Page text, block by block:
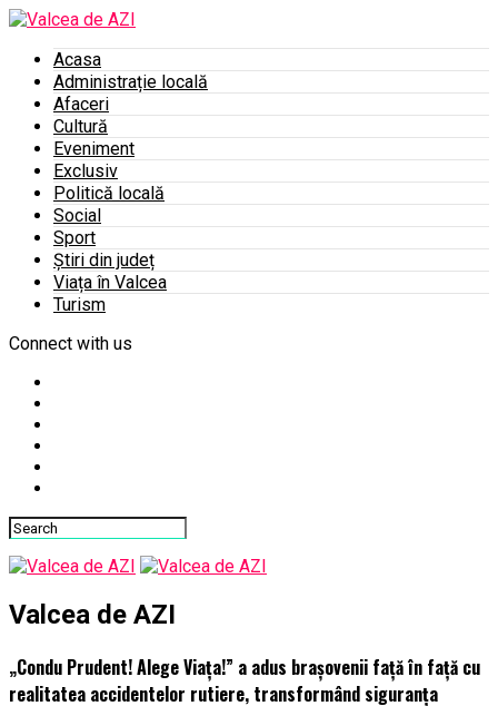
Acasa
Administrație locală
Afaceri
Cultură
Eveniment
Exclusiv
Politică locală
Social
Sport
Știri din județ
Viața în Valcea
Turism
Connect with us
Valcea de AZI
„Condu Prudent! Alege Viața!” a adus brașovenii față în față cu
realitatea accidentelor rutiere, transformând siguranța